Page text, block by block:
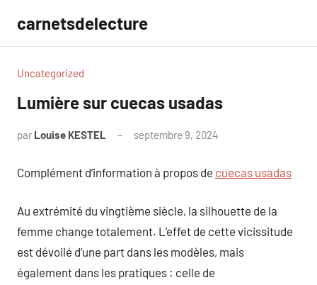
contenu
carnetsdelecture
Uncategorized
Lumière sur cuecas usadas
par Louise KESTEL septembre 9, 2024
Complément d’information à propos de cuecas usadas
Au extrémité du vingtième siècle, la silhouette de la
femme change totalement. L’effet de cette vicissitude
est dévoilé d’une part dans les modèles, mais
également dans les pratiques : celle de